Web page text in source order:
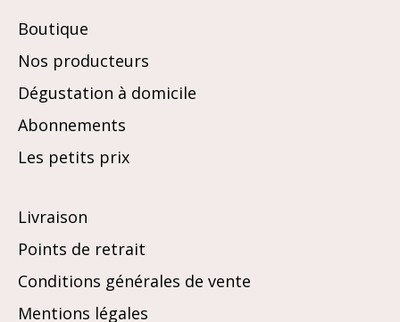
Boutique
Nos producteurs
Dégustation à domicile
Abonnements
Les petits prix
Livraison
Points de retrait
Conditions générales de vente
Mentions légales